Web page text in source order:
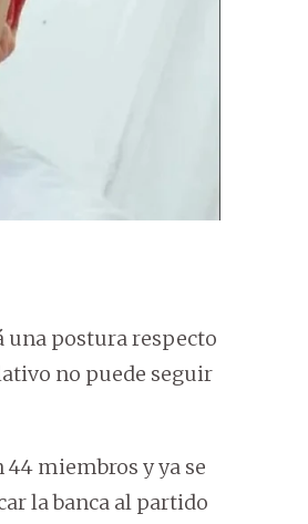
postura respecto
no puede seguir
miembros y ya se
la banca al partido